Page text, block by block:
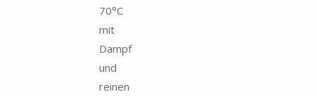
70°C
mit
Dampf
und
reinen